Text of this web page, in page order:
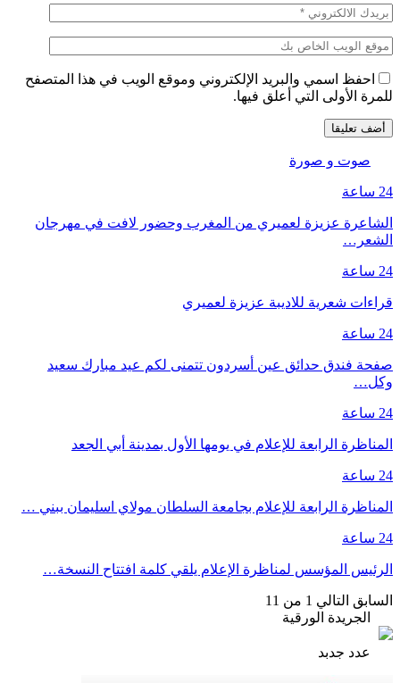
احفظ اسمي والبريد الإلكتروني وموقع الويب في هذا المتصفح
للمرة الأولى التي أعلق فيها.
صوت و صورة
24 ساعة
الشاعرة عزيزة لعميري من المغرب وحضور لافت في مهرجان
الشعر…
24 ساعة
قراءات شعرية للاديبة عزيزة لعميري
24 ساعة
صفحة فندق حدائق عين أسردون تتمنى لكم عيد مبارك سعيد
وكل…
24 ساعة
المناظرة الرابعة للإعلام في يومها الأول بمدينة أبي الجعد
24 ساعة
المناظرة الرابعة للإعلام بجامعة السلطان مولاي اسليمان ببني …
24 ساعة
الرئيس المؤسس لمناظرة الإعلام يلقي كلمة افتتاح النسخة…
السابق التالي 1 من 11
الجريدة الورقية
عدد جدبد